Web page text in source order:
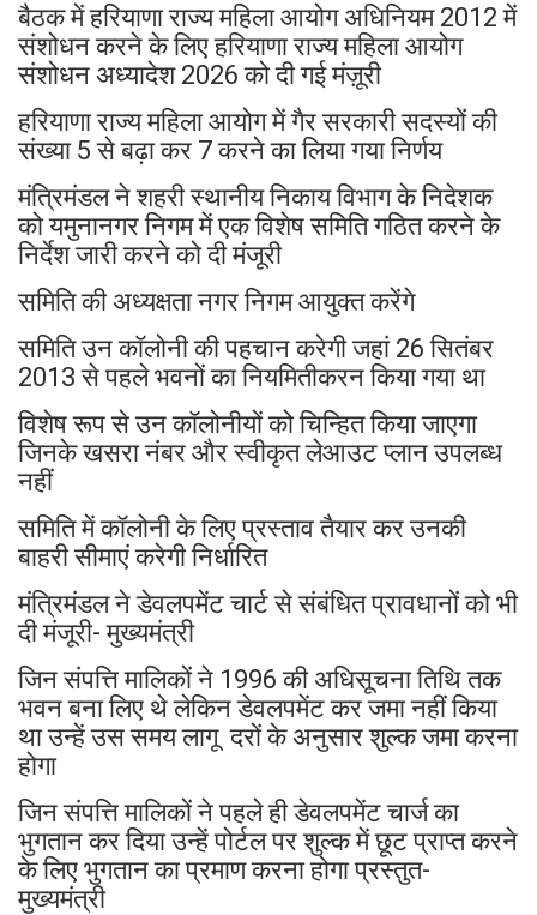
बैठक में हरियाणा राज्य महिला आयोग अधिनियम 2012 में
संशोधन करने के लिए हरियाणा राज्य महिला आयोग
संशोधन अध्यादेश 2026 को दी गई मंज़ूरी
हरियाणा राज्य महिला आयोग में गैर सरकारी सदस्यों की
संख्या 5 से बढ़ा कर 7 करने का लिया गया निर्णय
मंत्रिमंडल ने शहरी स्थानीय निकाय विभाग के निदेशक
को यमुनानगर निगम में एक विशेष समिति गठित करने के
निर्देश जारी करने को दी मंजूरी
समिति की अध्यक्षता नगर निगम आयुक्त करेंगे
समिति उन कॉलोनी की पहचान करेगी जहां 26 सितंबर
2013 से पहले भवनों का नियमितीकरन किया गया था
विशेष रूप से उन कॉलोनीयों को चिन्हित किया जाएगा
जिनके खसरा नंबर और स्वीकृत लेआउट प्लान उपलब्ध
नहीं
समिति में कॉलोनी के लिए प्रस्ताव तैयार कर उनकी
बाहरी सीमाएं करेगी निर्धारित
मंत्रिमंडल ने डेवलपमेंट चार्ट से संबंधित प्रावधानों को भी
दी मंजूरी- मुख्यमंत्री
जिन संपत्ति मालिकों ने 1996 की अधिसूचना तिथि तक
भवन बना लिए थे लेकिन डेवलपमेंट कर जमा नहीं किया
था उन्हें उस समय लागू दरों के अनुसार शुल्क जमा करना
होगा
जिन संपत्ति मालिकों ने पहले ही डेवलपमेंट चार्ज का
भुगतान कर दिया उन्हें पोर्टल पर शुल्क में छूट प्राप्त करने
के लिए भुगतान का प्रमाण करना होगा प्रस्तुत-
मुख्यमंत्री